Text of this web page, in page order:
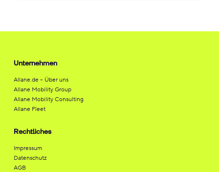
Unternehmen
Allane.de – Über uns
Allane Mobility Group
Allane Mobility Consulting
Allane Fleet
Rechtliches
Impressum
Datenschutz
AGB